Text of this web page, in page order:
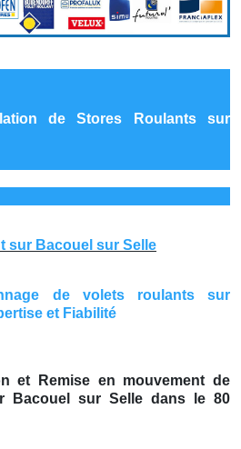
de Stores Roulants sur
sur Bacouel sur Selle
de volets roulants sur
et Fiabilité
et Remise en mouvement de
Bacouel sur Selle dans le 80